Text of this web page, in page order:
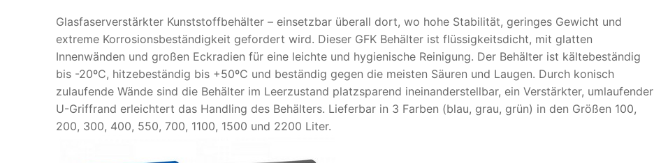
Suchen
nach:
Glasfaserverstärkter Kunststoffbehälter – einsetzbar überall dort, wo hohe Stabilität, geringes Gewicht und
extreme Korrosionsbeständigkeit gefordert wird. Dieser GFK Behälter ist flüssigkeitsdicht, mit glatten
Innenwänden und großen Eckradien für eine leichte und hygienische Reinigung. Der Behälter ist kältebeständig
bis -20ºC, hitzebeständig bis +50ºC und beständig gegen die meisten Säuren und Laugen. Durch konisch
zulaufende Wände sind die Behälter im Leerzustand platzsparend ineinanderstellbar, ein Verstärkter, umlaufender
U-Griffrand erleichtert das Handling des Behälters. Lieferbar in 3 Farben (blau, grau, grün) in den Größen 100,
200, 300, 400, 550, 700, 1100, 1500 und 2200 Liter.